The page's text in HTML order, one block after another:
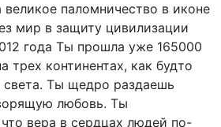
великое паломничество в иконе
мир в защиту цивилизации
года Ты прошла уже 165000
трех континентах, как будто
света. Ты щедро раздаешь
любовь. Ты
вера в сердцах людей по-